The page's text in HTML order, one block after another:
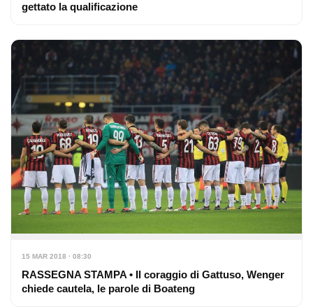
gettato la qualificazione
15 MAR 2018 · 08:30
RASSEGNA STAMPA • Il coraggio di Gattuso, Wenger
chiede cautela, le parole di Boateng